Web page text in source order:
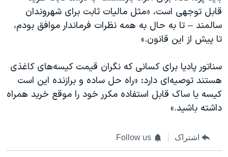
قابل توجهی است، «مثل مالیات ثابت برای شهروندان
سالمند – تا به حال به همه نظرات فرماندار موافق بودم،
تا پیش از این قانون.»
سناتور پادیا برای کسانی که نگران قیمت کیسه‌های کاغذی
هستند توصیه‌ای دارد: «راه حل ساده و برازنده این است
کیسه‌ یا ساک قابل استفاده مکرر خود را موقع خرید همراه
داشته باشید.»
اشتراک Follow us